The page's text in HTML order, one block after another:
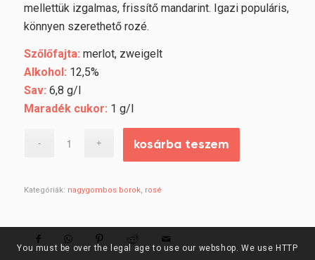
mellettük izgalmas, frissítő mandarint. Igazi populáris,
könnyen szerethető rozé.
Szőlőfajta: merlot, zweigelt
Alkohol: 12,5%
Sav: 6,8 g/l
Maradék cukor: 1 g/l
kosárba teszem
Kategóriák: nagygombos borok, rosé
You must be over the legal age to use our webshop. We use HTTP